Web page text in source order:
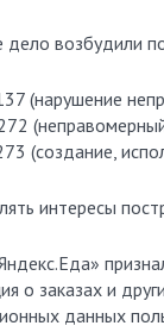
дело возбудили
(нарушение
(создание,
интересы
о заказах и
данных